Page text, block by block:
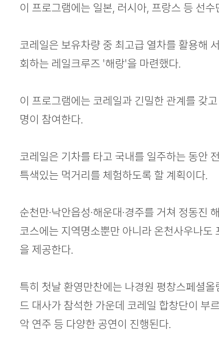
이 프로그램에는 일본, 러시아, 프랑스 등 선
코레일은 보유차량 중 최고급 열차를 활용해
회하는 레일크루즈 '해랑'을 마련했다.
이 프로그램에는 코레일과 긴밀한 관계를 갖
명이 참여한다.
코레일은 기차를 타고 국내를 일주하는 동안
특색있는 먹거리를 체험하도록 할 계획이다.
순천만·낙안읍성·해운대·경주를 거쳐 정동진
코스에는 지역명소뿐만 아니라 온천사우나도
을 제공한다.
특히 첫날 환영만찬에는 나경원 평창스페셜
드 대사가 참석한 가운데 코레일 합창단이 부
악 연주 등 다양한 공연이 진행된다.